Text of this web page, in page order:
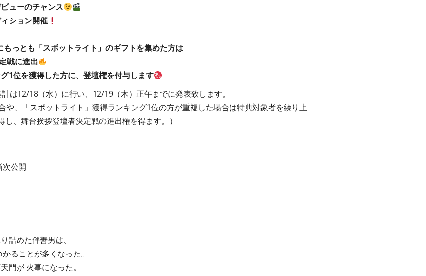
ューのチャンス
ション開催
っとも「スポットライト」のギフトを集めた方は
戦に進出
1位を獲得した方に、登壇権を付与します
は12/18（水）に行い、12/19（木）正午までに発表致します。
や、「スポットライト」獲得ランキング1位の方が重複した場合は特典対象者を繰り上
、舞台挨拶登壇者決定戦の進出権を得ます。）
次公開
詰めた伴善男は、
ることが多くなった。
門が 火事になった。